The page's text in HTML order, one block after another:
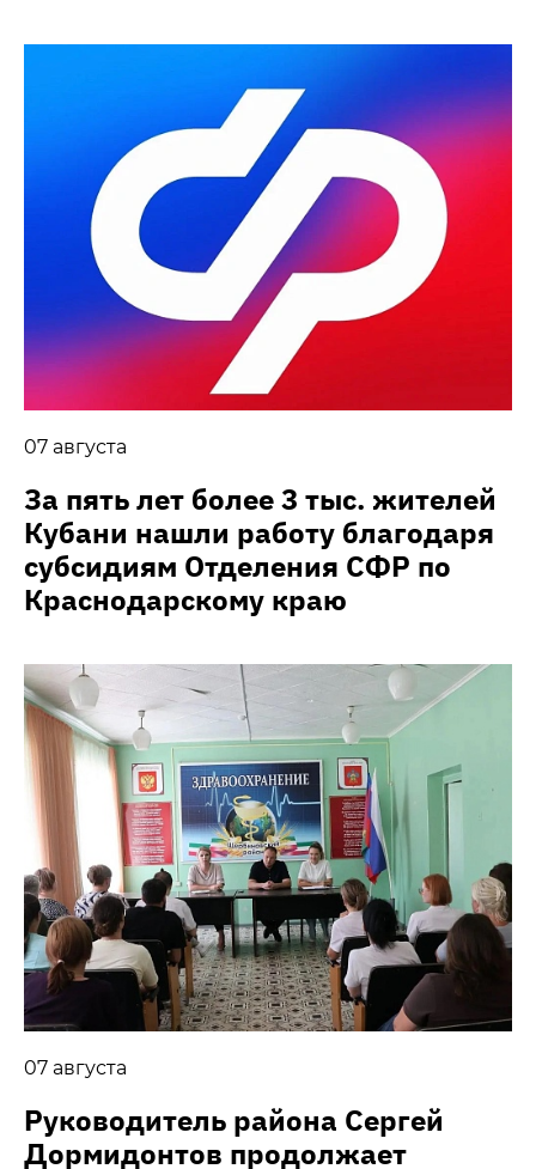
07 августа
За пять лет более 3 тыс. жителей
Кубани нашли работу благодаря
субсидиям Отделения СФР по
Краснодарскому краю
07 августа
Руководитель района Сергей
Дормидонтов продолжает